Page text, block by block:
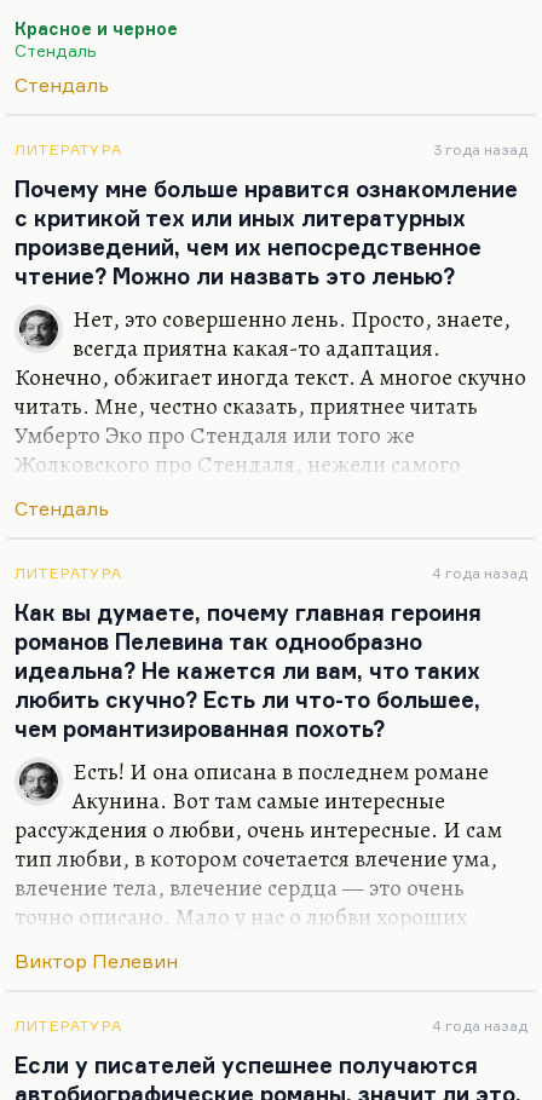
физиологического акта любви спрашивает себя:
«И это всё?» Это как раз, мне кажется,
доказательство некоторой самоубийственности и
разума, абсолютно лишённого чувств. Может
быть, по этой причине я и терпеть не могу этот
роман, потому что я ни с кем там не могу
идентифицироваться.
Красное и черное
Стендаль
Стендаль
ЛИТЕРАТУРА 3 года назад
Почему мне больше нравится ознакомление
с критикой тех или иных литературных
произведений, чем их непосредственное
чтение? Можно ли назвать это ленью?
Нет, это совершенно лень. Просто, знаете,
всегда приятна какая-то адаптация.
Конечно, обжигает иногда текст. А многое скучно
читать. Мне, честно сказать, приятнее читать
Умберто Эко про Стендаля или того же
Жолковского про Стендаля, нежели самого
могу. Ну, вот что хотите, то и делайте!
Бальзака, наверное), которого мне приятнее
читать, чем критику о нём,— это Флобер, потому
что он всё-таки писал. И то лекции Набокова по
Флоберу мне интереснее, чем «Мадам Бовари».
Ну, ничего не сделаешь.
Стендаль
ЛИТЕРАТУРА 4 года назад
Как вы думаете, почему главная героиня
романов Пелевина так однообразно
идеальна? Не кажется ли вам, что таких
любить скучно? Есть ли что-то большее,
чем романтизированная похоть?
Есть! И она описана в последнем романе
Акунина. Вот там самые интересные
рассуждения о любви, очень интересные. И сам
тип любви, в котором сочетается влечение ума,
влечение тела, влечение сердца — это очень
точно описано. Мало у нас о любви хороших
на него каким-то образом роман… не роман, а
детстве, в молодости — да. А сейчас он понимает,
что текст сильно переоценён. В общем, Акунин
как бы написал его вторую часть. У него не хуже,
Виктор Пелевин
ЛИТЕРАТУРА 4 года назад
Если у писателей успешнее получаются
автобиографические романы, значит ли это,